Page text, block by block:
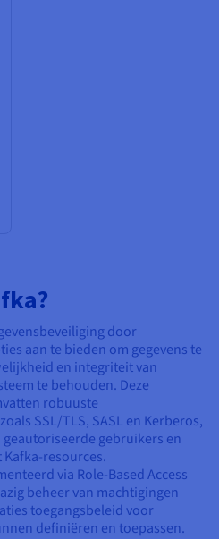
door
aan te bieden om gegevens te
en integriteit van
te behouden. Deze
robuuste
SSL/TLS, SASL en Kerberos,
gebruikers en
resources.
via Role-Based Access
beheer van machtigingen
toegangsbeleid voor
definiëren en toepassen.